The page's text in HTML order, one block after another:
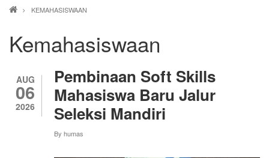
Breadcrumb
KEMAHASISWAAN
Kemahasiswaan
AUG
06
2026
Pembinaan Soft Skills
Mahasiswa Baru Jalur
Seleksi Mandiri
By humas